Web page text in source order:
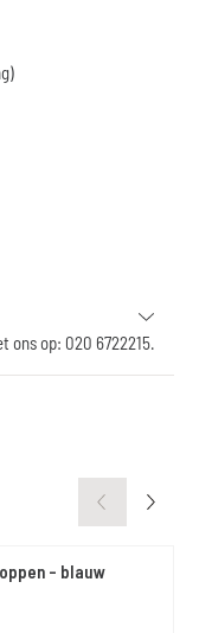
ons op: 020 6722215.
- blauw